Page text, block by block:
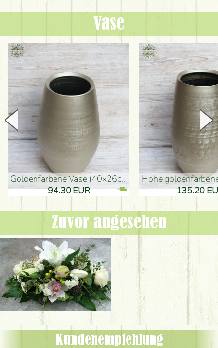
Vase
goldenfarbene Vase (40x26cm)
94.30 EUR
hohe goldenfarbene
135.20 EUR
Zuvor angesehen
Kundenempfehlung